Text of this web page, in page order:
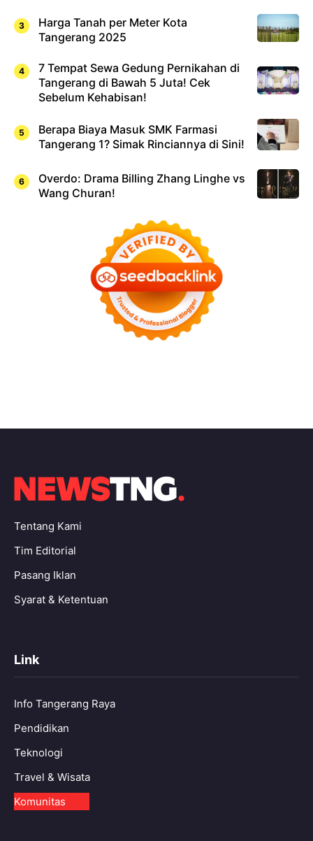
Harga Tanah per Meter Kota
Tangerang 2025
7 Tempat Sewa Gedung Pernikahan di
Tangerang di Bawah 5 Juta! Cek
Sebelum Kehabisan!
Berapa Biaya Masuk SMK Farmasi
Tangerang 1? Simak Rinciannya di Sini!
Overdo: Drama Billing Zhang Linghe vs
Wang Churan!
Tentang Kami
Tim Editorial
Pasang Iklan
Syarat & Ketentuan
Link
Info Tangerang Raya
Pendidikan
Teknologi
Travel & Wisata
Komunitas